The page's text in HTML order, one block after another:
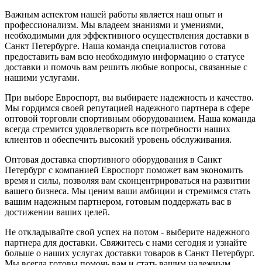
Важным аспектом нашей работы является наш опыт и
профессионализм. Мы владеем знаниями и умениями,
необходимыми для эффективного осуществления доставки в
Санкт Петербурге. Наша команда специалистов готова
предоставить вам всю необходимую информацию о статусе
доставки и помочь вам решить любые вопросы, связанные с
нашими услугами.
При выборе Евроспорт, вы выбираете надежность и качество.
Мы гордимся своей репутацией надежного партнера в сфере
оптовой торговли спортивным оборудованием. Наша команда
всегда стремится удовлетворить все потребности наших
клиентов и обеспечить высокий уровень обслуживания.
Оптовая доставка спортивного оборудования в Санкт
Петербург с компанией Евроспорт поможет вам экономить
время и силы, позволяя вам сконцентрироваться на развитии
вашего бизнеса. Мы ценим ваши амбиции и стремимся стать
вашим надежным партнером, готовым поддержать вас в
достижении ваших целей.
Не откладывайте свой успех на потом - выберите надежного
партнера для доставки. Свяжитесь с нами сегодня и узнайте
больше о наших услугах доставки товаров в Санкт Петербург.